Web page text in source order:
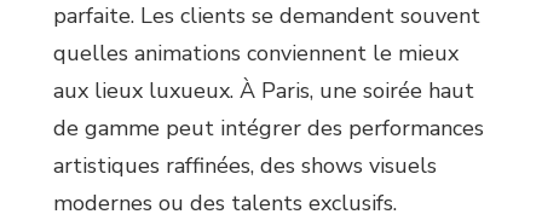
parfaite. Les clients se demandent souvent
quelles animations conviennent le mieux
aux lieux luxueux. À Paris, une soirée haut
de gamme peut intégrer des performances
artistiques raffinées, des shows visuels
modernes ou des talents exclusifs.